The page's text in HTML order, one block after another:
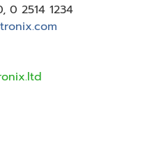
, 0 2514 1234